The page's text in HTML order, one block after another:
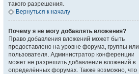
такого разрешения.
Вернуться к началу
Почему я не могу добавлять вложения?
Право добавления вложений может быть
предоставлено на уровне форума, группы или
пользователя. Администратор конференции
может не разрешить добавление вложений в
определённых форумах. Также возможно, что